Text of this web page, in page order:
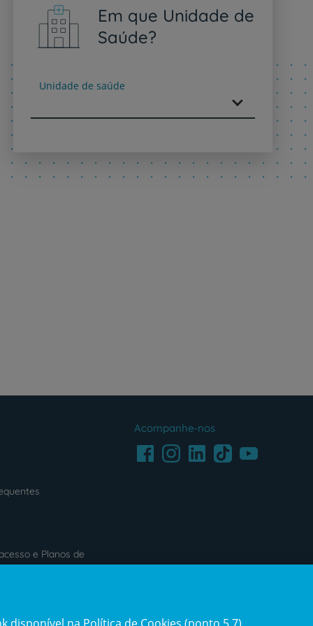
Em que Unidade de
Saúde?
Unidade de saúde
e Planos de
Acompanhe-nos
FacebookInstagramLinkedInTikTokYoutube
Reclamações e Elogios